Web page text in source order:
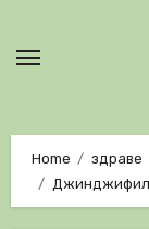
Home
здраве
Джинджифил